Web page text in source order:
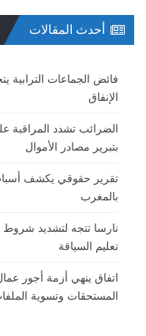
أحدث المقالات
الإنفاق
الضرائب تشدد المراقبة
بتبرير مصادر الأموال
تقرير حقوقي يكشف
بالمغرب
نارسا تتجه لتشديد شروط
تعليم السياقة
اتفاق ينهي أزمة أجور
المستحقات وتسوية